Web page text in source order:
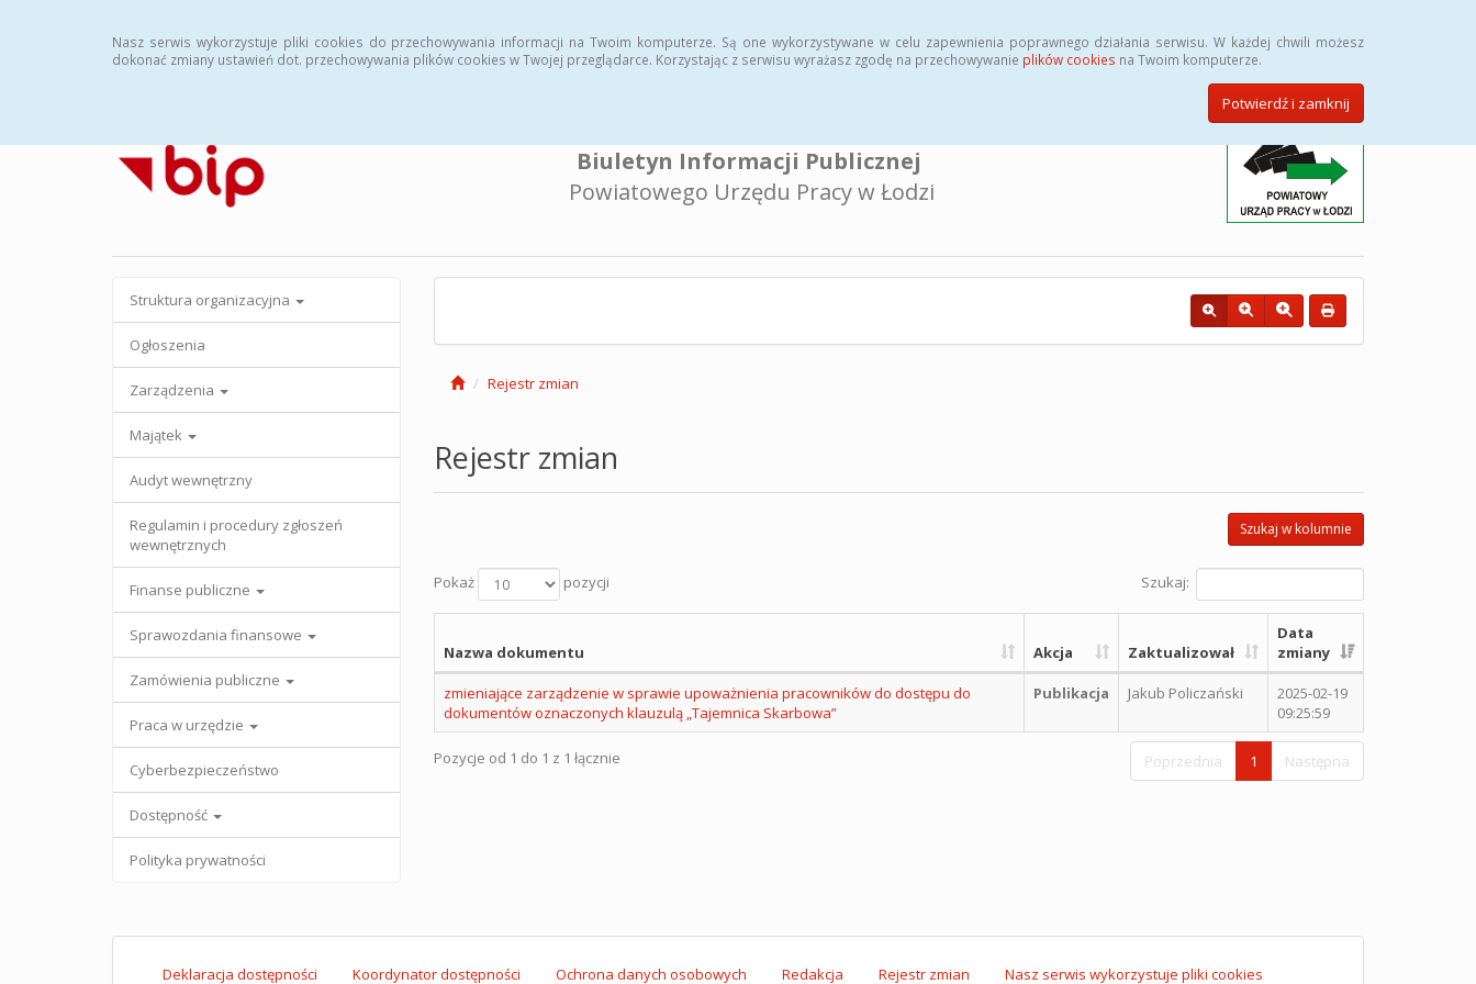
Nasz serwis wykorzystuje pliki cookies do przechowywania informacji na Twoim komputerze. Są one wykorzystywane w celu zapewnienia poprawnego działania serwisu. W każdej chwili możesz
dokonać zmiany ustawień dot. przechowywania plików cookies w Twojej przeglądarce. Korzystając z serwisu wyrażasz zgodę na przechowywanie plików cookies na Twoim komputerze.
Potwierdź i zamknij
Biuletyn Informacji Publicznej
Powiatowego Urzędu Pracy w Łodzi
Struktura organizacyjna
Ogłoszenia
Zarządzenia
Majątek
Audyt wewnętrzny
Regulamin i procedury zgłoszeń
wewnętrznych
Finanse publiczne
Sprawozdania finansowe
Zamówienia publiczne
Praca w urzędzie
Cyberbezpieczeństwo
Dostępność
Polityka prywatności
Rejestr zmian
Rejestr zmian
Szukaj w kolumnie
Pokaż pozycji Szukaj:
Nazwa dokumentu Akcja Zaktualizował
Data
zmiany
zmieniające zarządzenie w sprawie upoważnienia pracowników do dostępu do
dokumentów oznaczonych klauzulą „Tajemnica Skarbowa”
Publikacja Jakub Policzański
2025-02-19
09:25:59
Pozycje od 1 do 1 z 1 łącznie Poprzednia 1 Następna
Deklaracja dostępności Koordynator dostępności Ochrona danych osobowych Redakcja Rejestr zmian Nasz serwis wykorzystuje pliki cookies